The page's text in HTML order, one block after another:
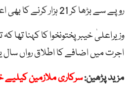
روپے سے بڑھا کر 21 ہزار کرنے کا بھی اعلان کیا تھا۔
وزیراعلیٰ خیبر پختونخوا کا کہنا تھا کہ
اجرت میں اضافے کا اطلاق رواں سال
مزید پڑھین:سرکاری ملازمین کیلیے